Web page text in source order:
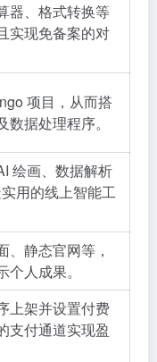
器、格式转换等
实现免备案的对
项目，从而搭
据处理程序。
绘画、数据解析
用的线上智能工
、静态官网等，
人成果。
上架并设置付费
支付通道实现盈